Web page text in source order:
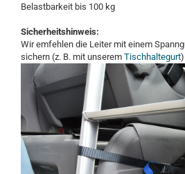
Belastbarkeit bis 100 kg
Sicherheitshinweis:
Wir emfehlen die Leiter mit einem
sichern (z. B. mit unserem Tischhaltegurt